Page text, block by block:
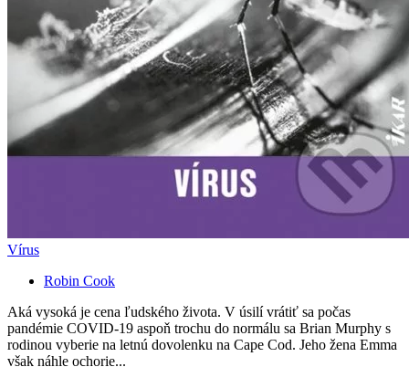
Vírus
Robin Cook
Aká vysoká je cena ľudského života. V úsilí vrátiť sa počas
pandémie COVID-19 aspoň trochu do normálu sa Brian Murphy s
rodinou vyberie na letnú dovolenku na Cape Cod. Jeho žena Emma
však náhle ochorie...